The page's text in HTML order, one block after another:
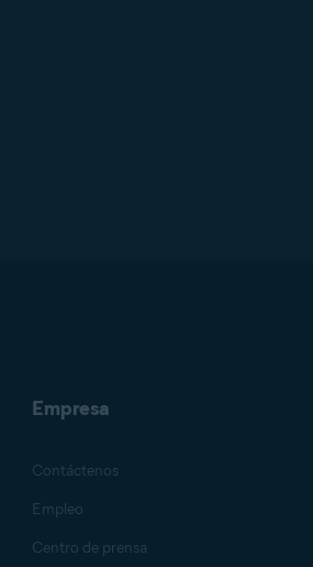
Empresa
Contáctenos
Empleo
Centro de prensa